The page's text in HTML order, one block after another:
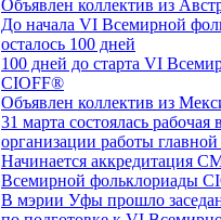
Объявлен коллектив из
До начала VI Всемирной
осталось 100 дней
100 дней до старта VI
CIOFF®️
Объявлен коллектив из
31 марта состоялась рабочая
организации работы
Начинается аккредитация
Всемирной фольклориады
В мэрии Уфы прошло